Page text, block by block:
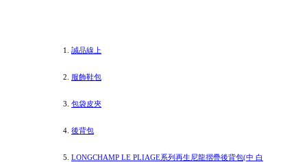
誠品線上
服飾鞋包
包袋皮夾
後背包
LONGCHAMP LE PLIAGE系列再生尼龍摺疊後背包(中 白